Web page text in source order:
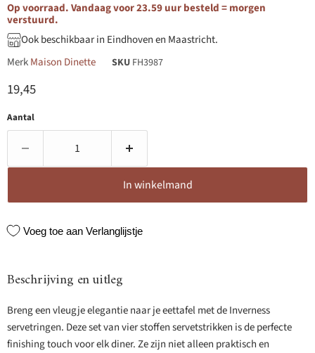
Op voorraad. Vandaag voor 23.59 uur besteld = morgen
verstuurd.
Ook beschikbaar in Eindhoven en Maastricht.
MerkMaison Dinette SKU FH3987
Huidige prijs
19,45
Aantal
In winkelmand
Voeg toe aan Verlanglijstje
Beschrijving en uitleg
Breng een vleugje elegantie naar je eettafel met de Inverness
servetringen. Deze set van vier stoffen servetstrikken is de perfecte
finishing touch voor elk diner. Ze zijn niet alleen praktisch en